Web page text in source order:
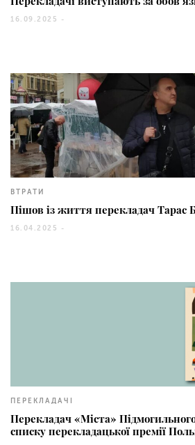
16.09.2025 -
ВТРАТИ
Пішов із життя перекладач Тарас
16.04.2025 -
ПЕРЕКЛАДАЧІ
Перекладач «Міста»
списку перекладацької премії